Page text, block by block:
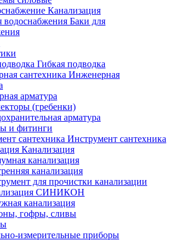
Канализация
Баки для
Гибкая подводка
Инженерная
арматура
(гребенки)
арматура
и фитинги
Инструмент сантехника
Канализация
канализация
канализация
для прочистки канализации
СИНИКОН
канализация
гофры, сливы